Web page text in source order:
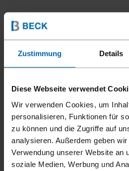
Zustimmung Details
Diese Webseite verwendet
Wir verwenden Cookies, um
personalisieren, Funktionen für
zu können und die Zugriffe auf
analysieren. Außerdem geben
Verwendung unserer Website an
soziale Medien, Werbung und